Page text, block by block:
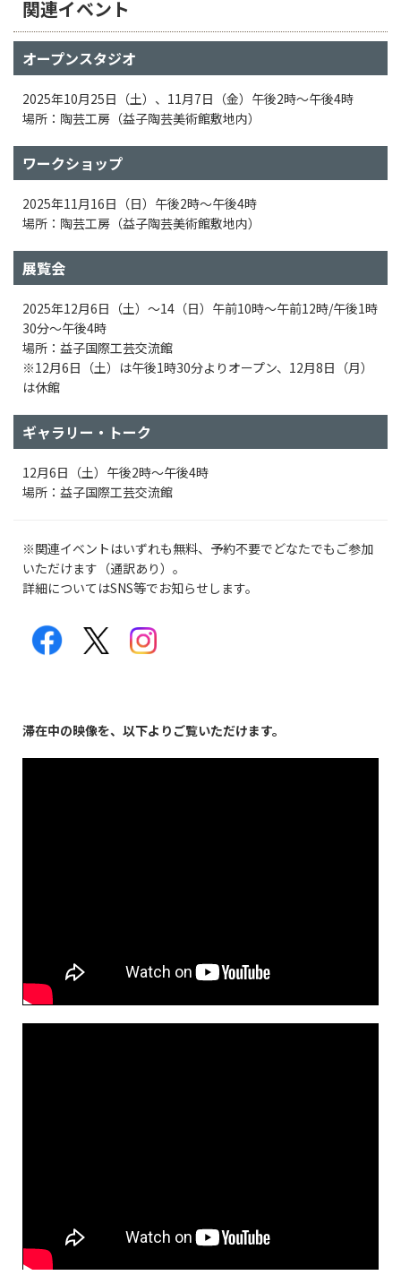
関連イベント
オープンスタジオ
2025年10月25日（土）、11月7日（金）午後2時～午後4時
場所：陶芸工房（益子陶芸美術館敷地内）
ワークショップ
2025年11月16日（日）午後2時～午後4時
場所：陶芸工房（益子陶芸美術館敷地内）
展覧会
2025年12月6日（土）〜14（日）午前10時～午前12時/午後1時
30分～午後4時
場所：益子国際工芸交流館
※12月6日（土）は午後1時30分よりオープン、12月8日（月）
は休館
ギャラリー・トーク
12月6日（土）午後2時～午後4時
場所：益子国際工芸交流館
※関連イベントはいずれも無料、予約不要でどなたでもご参加
いただけます（通訳あり）。
詳細についてはSNS等でお知らせします。
滞在中の映像を、以下よりご覧いただけます。